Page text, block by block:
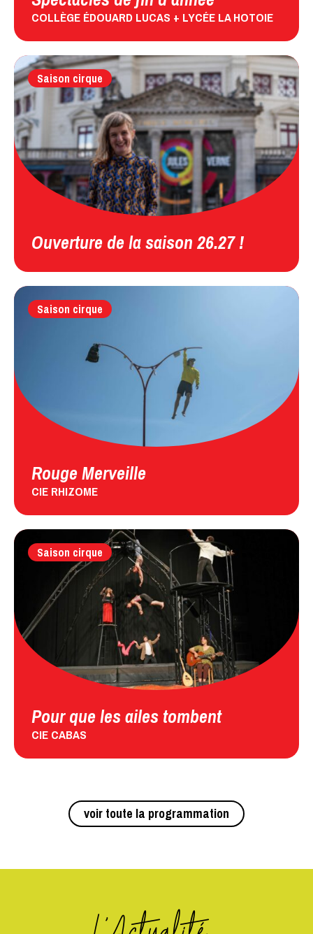
COLLÈGE ÉDOUARD LUCAS + LYCÉE LA HOTOIE
Saison cirque
Ouverture de la saison 26.27 !
Saison cirque
Rouge Merveille
CIE RHIZOME
Saison cirque
Pour que les ailes tombent
CIE CABAS
voir toute la programmation
L'Actualité...